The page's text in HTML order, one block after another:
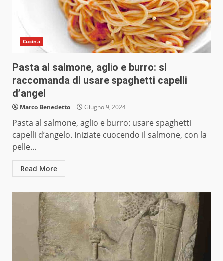
Cucina
Pasta al salmone, aglio e burro: si
raccomanda di usare spaghetti capelli
d’angel
Marco Benedetto Giugno 9, 2024
Pasta al salmone, aglio e burro: usare spaghetti
capelli d’angelo. Iniziate cuocendo il salmone, con la
pelle...
Read More